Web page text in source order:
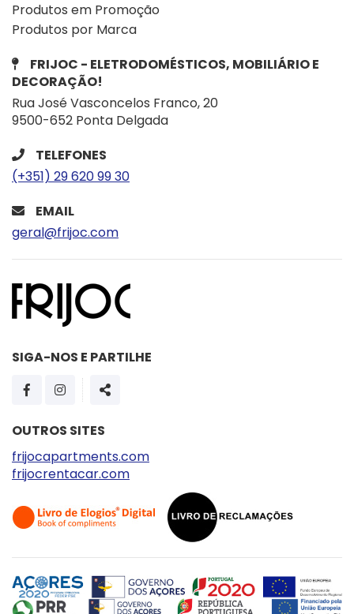
Produtos em Promoção
Produtos por Marca
FRIJOC - ELETRODOMÉSTICOS, MOBILIÁRIO E
DECORAÇÃO!
Rua José Vasconcelos Franco, 20
9500-652 Ponta Delgada
TELEFONES
(+351) 29 620 99 30
EMAIL
geral@frijoc.com
SIGA-NOS E PARTILHE
PÁGINA DO FACEBOOK
PÁGINA DO INSTAGRAM
SHARE
OUTROS SITES
frijocapartments.com
frijocrentacar.com